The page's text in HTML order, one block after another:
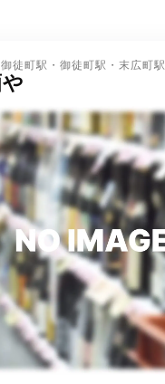
御徒町駅・御徒町駅・末広町駅